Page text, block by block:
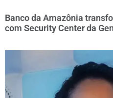
Banco da Amazônia
com Security Center da